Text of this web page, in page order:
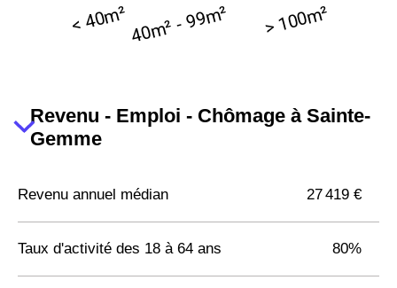
Revenu - Emploi - Chômage à Sainte-
Gemme
Revenu annuel médian 27 419 €
Taux d'activité des 18 à 64 ans 80%